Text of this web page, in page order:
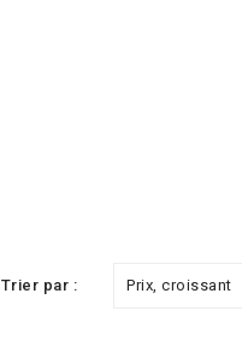
Trier par : Prix, croissant